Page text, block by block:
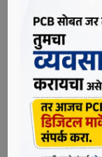
Last updated: June
bpcauthor
पिंपरी दि. १६
पवना धरणात
पंधरवाड्यापर्यंत